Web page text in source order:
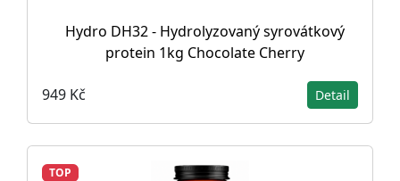
Hydro DH32 - Hydrolyzovaný syrovátkový
protein 1kg Chocolate Cherry
949 Kč Detail
TOP